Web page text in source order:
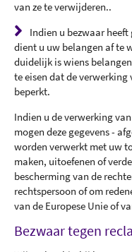
van ze te verwijderen..
Indien u bezwaar heeft
dient u uw belangen af te
duidelijk is wiens
te eisen dat de
beperkt.
Indien u de verwerking
mogen deze gegevens -
worden verwerkt met uw
maken, uitoefenen of
bescherming van de
rechtspersoon of om
van de Europese Unie of
Bezwaar tegen